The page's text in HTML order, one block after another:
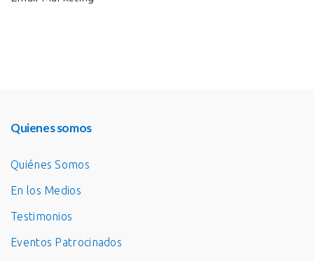
Quienes somos
Quiénes Somos
En los Medios
Testimonios
Eventos Patrocinados